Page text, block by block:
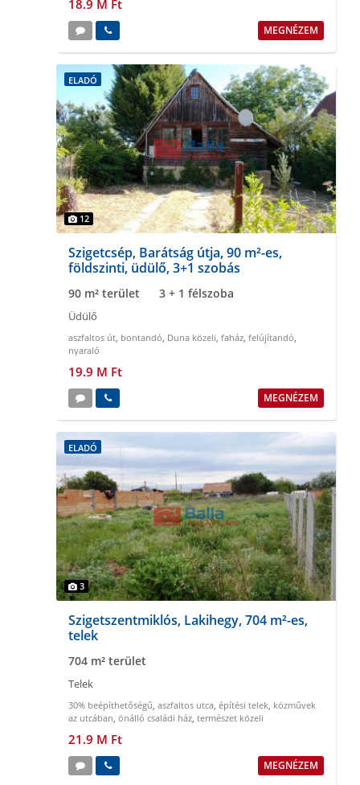
18.9 M Ft
MEGNÉZEM
ELADÓ
12
Szigetcsép, Barátság útja, 90 m²-es,
földszinti, üdülő, 3+1 szobás
90 m² terület 3 + 1 félszoba
Üdülő
aszfaltos út, bontandó, Duna közeli, faház, felújítandó,
nyaraló
19.9 M Ft
MEGNÉZEM
ELADÓ
3
Szigetszentmiklós, Lakihegy, 704 m²-es,
telek
704 m² terület
Telek
30% beépíthetőségű, aszfaltos utca, építési telek, közművek
az utcában, önálló családi ház, természet közeli
21.9 M Ft
MEGNÉZEM